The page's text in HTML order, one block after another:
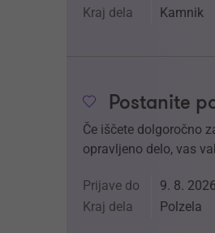
Kraj dela Kamnik
Postanite
Če iščete dolgoročno
opravljeno delo, vas
Prijave do 9. 8. 2026
Kraj dela Polzela